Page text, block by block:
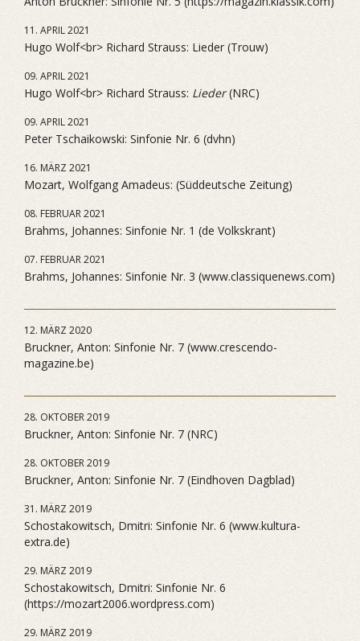
11. APRIL 2021
Hugo Wolf<br> Richard Strauss: Lieder (Trouw)
09. APRIL 2021
Hugo Wolf<br> Richard Strauss: Lieder(NRC)
09. APRIL 2021
Peter Tschaikowski: Sinfonie Nr. 6 (dvhn)
16. MÄRZ 2021
Mozart, Wolfgang Amadeus: (Süddeutsche Zeitung)
08. FEBRUAR 2021
Brahms, Johannes: Sinfonie Nr. 1 (de Volkskrant)
07. FEBRUAR 2021
Brahms, Johannes: Sinfonie Nr. 3 (www.classiquenews.com)
12. MÄRZ 2020
Bruckner, Anton: Sinfonie Nr. 7 (www.crescendo-
magazine.be)
28. OKTOBER 2019
Bruckner, Anton: Sinfonie Nr. 7 (NRC)
28. OKTOBER 2019
Bruckner, Anton: Sinfonie Nr. 7 (Eindhoven Dagblad)
31. MÄRZ 2019
Schostakowitsch, Dmitri: Sinfonie Nr. 6 (www.kultura-
extra.de)
29. MÄRZ 2019
Schostakowitsch, Dmitri: Sinfonie Nr. 6
(https://mozart2006.wordpress.com)
29. MÄRZ 2019